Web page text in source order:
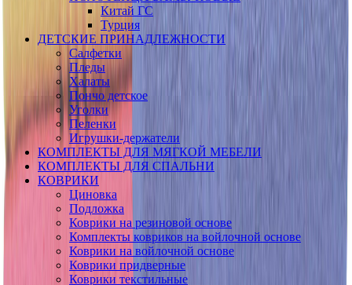
Китай ГС
Турция
ДЕТСКИЕ ПРИНАДЛЕЖНОСТИ
Салфетки
Пледы
Халаты
Пончо детское
Уголки
Пеленки
Игрушки-держатели
КОМПЛЕКТЫ ДЛЯ МЯГКОЙ МЕБЕЛИ
КОМПЛЕКТЫ ДЛЯ СПАЛЬНИ
КОВРИКИ
Циновка
Подложка
Коврики на резиновой основе
Комплекты ковриков на войлочной основе
Коврики на войлочной основе
Коврики придверные
Коврики текстильные